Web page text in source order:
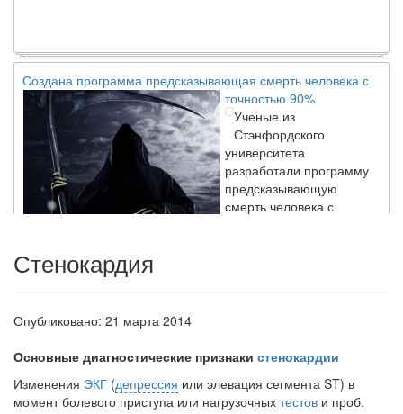
Создана программа предсказывающая смерть человека с
точностью 90%
Ученые из
Стэнфордского
университета
разработали программу
предсказывающую
смерть человека с
высокой точностью.
Зарплата врачей в 2018 году превысит средний доход
сообщение о падении
доходов медицинских
работников в
Стенокардия
Опубликовано: 21 марта 2014
Основные диагностические признаки стенокардии
Изменения ЭКГ (депрессия или элевация сегмента ST) в
момент бо­левого приступа или нагрузочных тестов и проб.